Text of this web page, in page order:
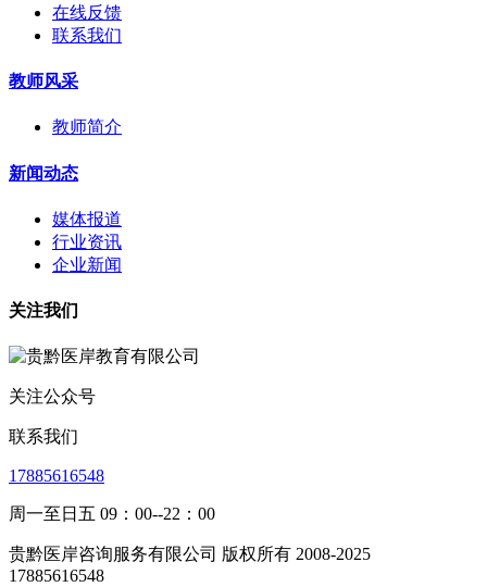
在线反馈
联系我们
教师风采
教师简介
新闻动态
媒体报道
行业资讯
企业新闻
关注我们
关注公众号
联系我们
17885616548
周一至日五 09：00--22：00
贵黔医岸咨询服务有限公司 版权所有 2008-2025
17885616548